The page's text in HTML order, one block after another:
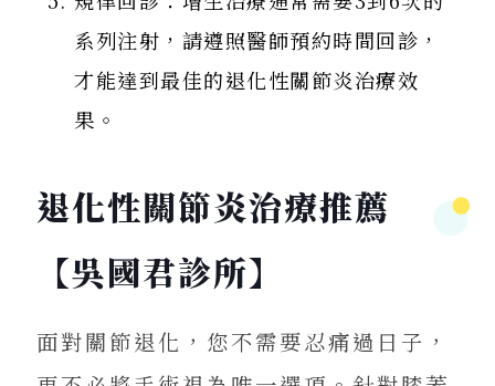
系列注射，請遵照醫師預約時間回診，
才能達到最佳的退化性關節炎治療效
果。
退化性關節炎治療推薦
【吳國君診所】
面對關節退化，您不需要忍痛過日子，